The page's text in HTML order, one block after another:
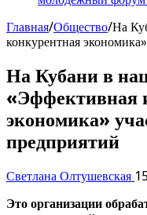
Главная/Общество/На
конкурентная
На Кубани в
«Эффективная
экономика»
предприятий
Светлана Олтушевская
Это организации